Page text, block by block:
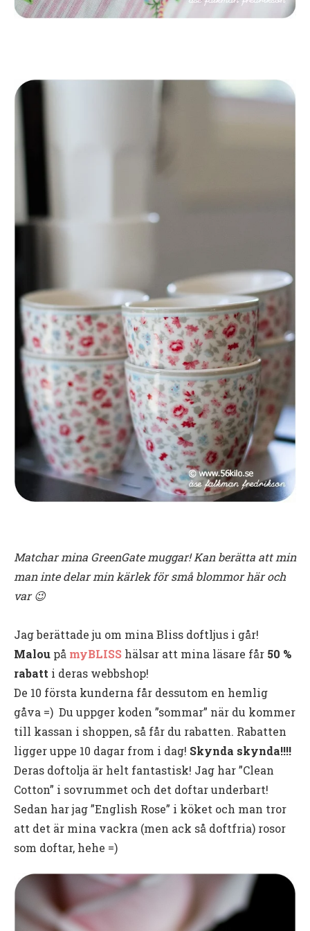
Matchar mina GreenGate muggar!Kan berätta att min
man inte delar min kärlek för små blommor här och
var 😉
Jag berättade ju om mina Bliss doftljus i går!
Malou på myBLISS hälsar att mina läsare får 50 %
rabatt i deras webbshop!
De 10 första kunderna får dessutom en hemlig
gåva =) Du uppger koden ”sommar” när du kommer
till kassan i shoppen, så får du rabatten. Rabatten
ligger uppe 10 dagar from i dag! Skynda skynda!!!!
Deras doftolja är helt fantastisk! Jag har ”Clean
Cotton” i sovrummet och det doftar underbart!
Sedan har jag ”English Rose” i köket och man tror
att det är mina vackra (men ack så doftfria) rosor
som doftar, hehe =)